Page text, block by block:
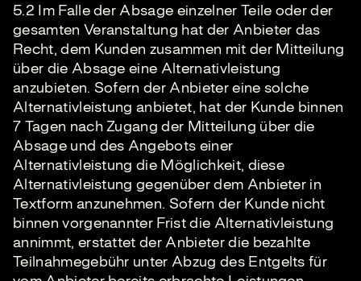
5.2 Im Falle der Absage einzelner Teile oder der
gesamten Veranstaltung hat der Anbieter das
Recht, dem Kunden zusammen mit der Mitteilung
über die Absage eine Alternativleistung
anzubieten. Sofern der Anbieter eine solche
Alternativleistung anbietet, hat der Kunde binnen
7 Tagen nach Zugang der Mitteilung über die
Absage und des Angebots einer
Alternativleistung die Möglichkeit, diese
Alternativleistung gegenüber dem Anbieter in
Textform anzunehmen. Sofern der Kunde nicht
binnen vorgenannter Frist die Alternativleistung
annimmt, erstattet der Anbieter die bezahlte
Teilnahmegebühr unter Abzug des Entgelts für